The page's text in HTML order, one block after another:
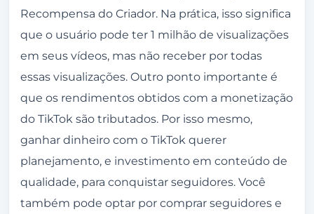
Recompensa do Criador. Na prática, isso significa
que o usuário pode ter 1 milhão de visualizações
em seus vídeos, mas não receber por todas
essas visualizações. Outro ponto importante é
que os rendimentos obtidos com a monetização
do TikTok são tributados. Por isso mesmo,
ganhar dinheiro com o TikTok querer
planejamento, e investimento em conteúdo de
qualidade, para conquistar seguidores. Você
também pode optar por comprar seguidores e